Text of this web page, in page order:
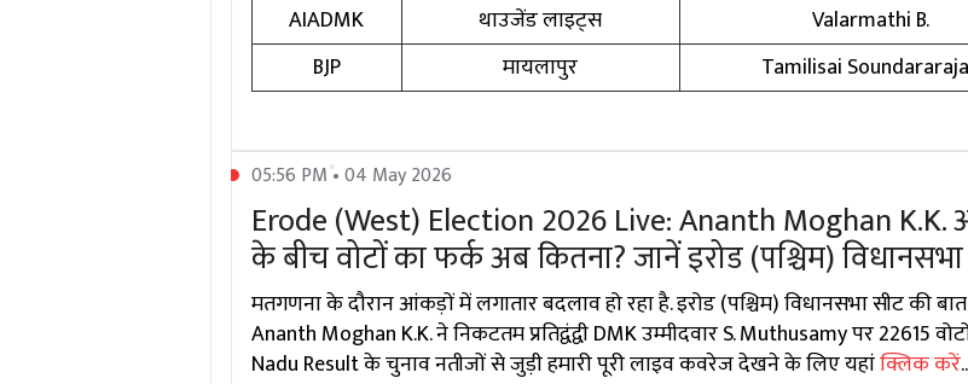
AIADMK
थाउजेंड लाइट्स Valarmathi B.
BJP
मायलापुर Tamilisai
05:56 PM • 04 May 2026
Erode (West) Election 2026 Live: Ananth Moghan K.K.
के बीच वोटों का फर्क अब कितना? जानें इरोड (पश्चिम)
मतगणना के दौरान आंकड़ों में लगातार बदलाव हो रहा है. इरोड (पश्चिम) विधानसभा सीट की
Ananth Moghan K.K. ने निकटतम प्रतिद्वंद्वी DMK उम्मीदवार S. Muthusamy पर 22615
Nadu Result के चुनाव नतीजों से जुड़ी हमारी पूरी लाइव कवरेज देखने के लिए यहांक्लिक करें